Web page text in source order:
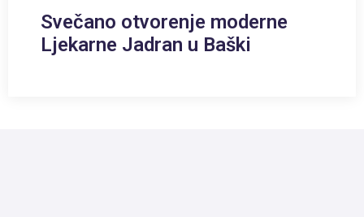
Svečano otvorenje moderne
Ljekarne Jadran u Baški